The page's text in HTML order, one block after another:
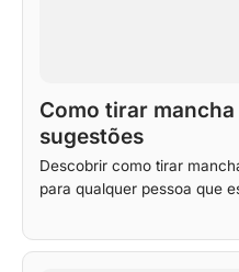
Como tirar
sugestões
Descobrir como tirar
para qualquer pessoa que